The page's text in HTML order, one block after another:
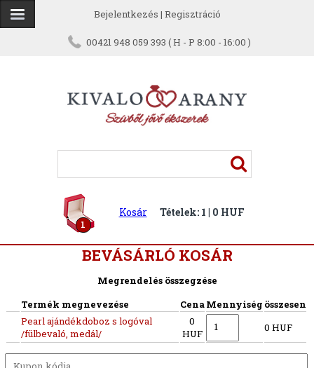
Bejelentkezés | Regisztráció
00421 948 059 393 ( H - P 8:00 - 16:00 )
1
Kosár Tételek: 1 | 0 HUF
BEVÁSÁRLÓ KOSÁR
Megrendelés összegzése
Termék megnevezése
CenaMennyiség összesen
Pearl ajándékdoboz s logóval
/fülbevaló, medál/
0
HUF
0 HUF